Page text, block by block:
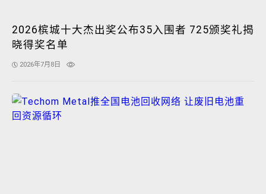
2026槟城十大杰出奖公布35入围者 725颁奖礼揭
晓得奖名单
2026年7月8日